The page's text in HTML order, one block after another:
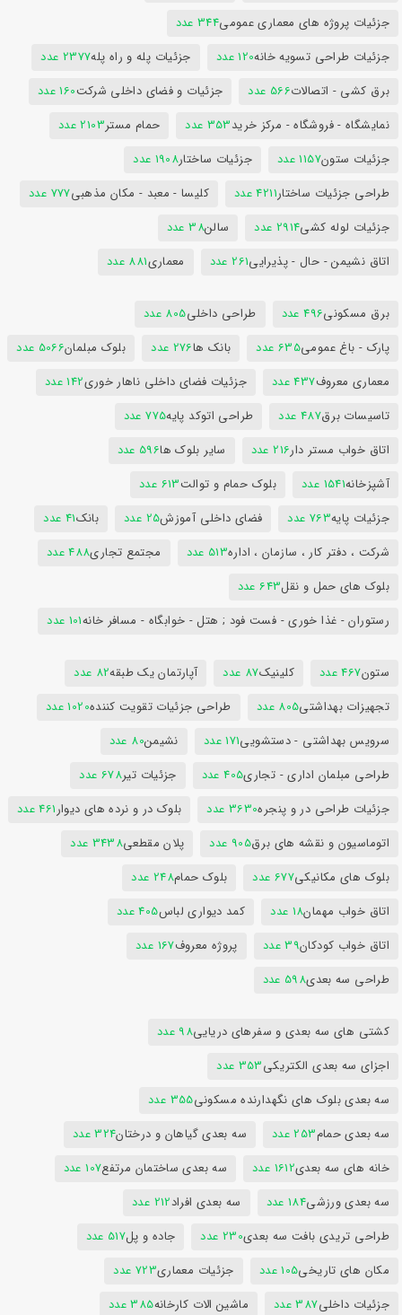
جزئیات پروژه های معماری عمومی344 عدد
جزئیات طراحی تسویه خانه120 عدد جزئیات پله و راه پله2377 عدد
برق کشی - اتصالات566 عدد جزئیات و فضای داخلی شرکت160 عدد
نمایشگاه - فروشگاه - مرکز خرید353 عدد حمام مستر2103 عدد
جزئیات ستون1157 عدد جزئیات ساختار1908 عدد
طراحی جزئیات ساختار4211 عدد کلیسا - معبد - مکان مذهبی777 عدد
جزئیات لوله کشی2914 عدد سالن38 عدد
اتاق نشیمن - حال - پذیرایی261 عدد معماری881 عدد
برق مسکونی496 عدد طراحی داخلی805 عدد
پارک - باغ عمومی635 عدد بانک ها276 عدد بلوک مبلمان5066 عدد
معماری معروف437 عدد جزئیات فضای داخلی ناهار خوری142 عدد
تاسیسات برق487 عدد طراحی اتوکد پایه775 عدد
اتاق خواب مستر دار216 عدد سایر بلوک ها596 عدد
آشپزخانه1541 عدد بلوک حمام و توالت613 عدد
جزئیات پایه763 عدد فضای داخلی آموزش25 عدد بانک41 عدد
شرکت ، دفتر کار ، سازمان ، اداره513 عدد مجتمع تجاری488 عدد
بلوک های حمل و نقل643 عدد
رستوران - غذا خوری - فست فود ; هتل - خوابگاه - مسافر خانه101 عدد
ستون467 عدد کلینیک87 عدد آپارتمان یک طبقه82 عدد
تجهیزات بهداشتی805 عدد طراحی جزئیات تقویت کننده1020 عدد
سرویس بهداشتی - دستشویی171 عدد نشیمن80 عدد
طراحی مبلمان اداری - تجاری405 عدد جزئیات تیر678 عدد
جزئیات طراحی در و پنجره3630 عدد بلوک در و نرده های دیوار461 عدد
اتوماسیون و نقشه های برق905 عدد پلان مقطعی3438 عدد
بلوک های مکانیکی677 عدد بلوک حمام248 عدد
اتاق خواب مهمان18 عدد کمد دیواری لباس405 عدد
اتاق خواب کودکان39 عدد پروژه معروف167 عدد
طراحی سه بعدی598 عدد
کشتی های سه بعدی و سفرهای دریایی98 عدد
اجزای سه بعدی الکتریکی353 عدد
سه بعدی بلوک های نگهدارنده مسکونی355 عدد
سه بعدی حمام253 عدد سه بعدی گیاهان و درختان324 عدد
خانه های سه بعدی1612 عدد سه بعدی ساختمان مرتفع107 عدد
سه بعدی ورزشی184 عدد سه بعدی افراد212 عدد
طراحی تریدی بافت سه بعدی230 عدد جاده و پل517 عدد
مکان های تاریخی105 عدد جزئیات معماری723 عدد
جزئیات داخلی387 عدد ماشین الات کارخانه385 عدد